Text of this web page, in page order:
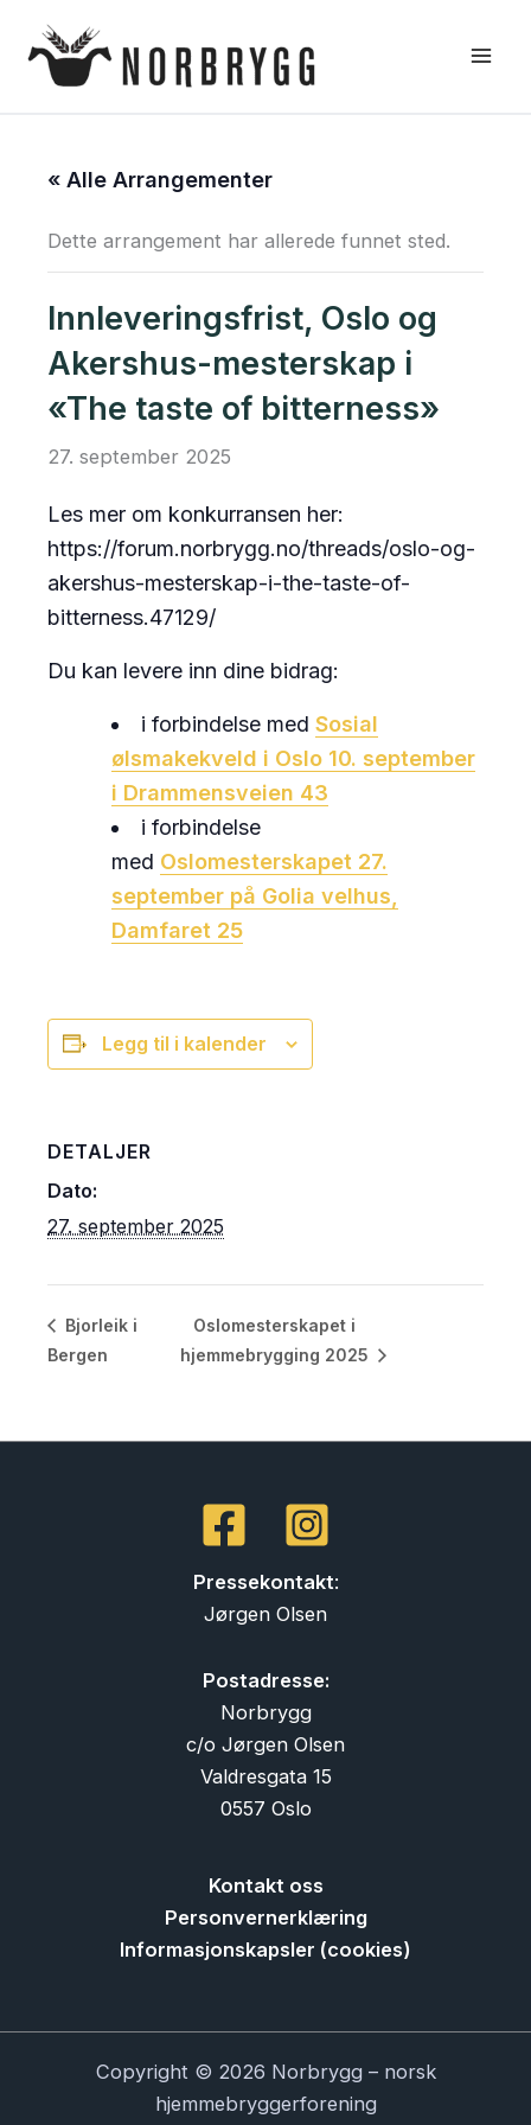
rett
« Alle Arrangementer
Dette arrangement har allerede funnet sted.
Innleveringsfrist, Oslo og
Akershus-mesterskap i
«The taste of bitterness»
27. september 2025
Les mer om konkurransen her:
https://forum.norbrygg.no/threads/oslo-og-
akershus-mesterskap-i-the-taste-of-
bitterness.47129/
Du kan levere inn dine bidrag:
i forbindelse med Sosial
ølsmakekveld i Oslo 10. september
i Drammensveien 43
i forbindelse
med Oslomesterskapet 27.
september på Golia velhus,
Damfaret 25
Legg til i kalender
DETALJER
Dato:
27. september 2025
Bjorleik i
Bergen
Oslomesterskapet i
hjemmebrygging 2025
Pressekontakt:
Jørgen Olsen
Postadresse:
Norbrygg
c/o Jørgen Olsen
Valdresgata 15
0557 Oslo
Kontakt oss
Personvernerklæring
Informasjonskapsler (cookies)
Copyright © 2026 Norbrygg – norsk
hjemmebryggerforening